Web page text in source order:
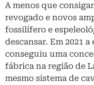
A menos que
revogado e novos
fossilífero e
descansar. Em 2021
conseguiu uma
fábrica na região de
mesmo sistema de